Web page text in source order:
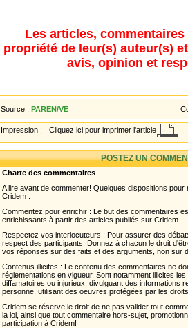
Les articles,
propriété de leur(s) auteur(s)
avis, opinion et
Source : PAREN/VE
Impression : Cliquez ici pour imprimer l'article
POSTEZ UN
Charte des commentaires
A lire avant de commenter! Quelques dispositions
Cridem :
Commentez pour enrichir : Le but des commentaires
enrichissants à partir des articles publiés sur Cridem.
Respectez vos interlocuteurs : Pour assurer des
respect des participants. Donnez à chacun le droit
vos réponses sur des faits et des arguments, non sur
Contenus illicites : Le contenu des commentaires ne
réglementations en vigueur. Sont notamment illicites
diffamatoires ou injurieux, divulguant des informations
personne, utilisant des oeuvres protégées par les
Cridem se réserve le droit de ne pas valider tout
la loi, ainsi que tout commentaire hors-sujet,
participation à Cridem!